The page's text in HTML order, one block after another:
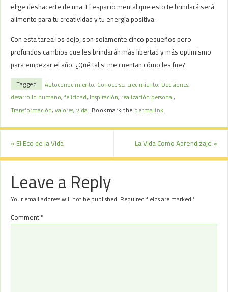
elige deshacerte de una. El espacio mental que esto te brindará será
alimento para tu creatividad y tu energía positiva.
Con esta tarea los dejo, son solamente cinco pequeños pero
profundos cambios que les brindarán más libertad y más optimismo
para empezar el año. ¿Qué tal si me cuentan cómo les fue?
Tagged Autoconocimiento, Conocerse, crecimiento, Decisiones,
desarrollo humano,felicidad, Inspiración, realización personal,
Transformación,valores,vida. Bookmark the permalink.
« El Eco de la Vida La Vida Como Aprendizaje »
Leave a Reply
Your email address will not be published. Required fields are marked*
Comment*